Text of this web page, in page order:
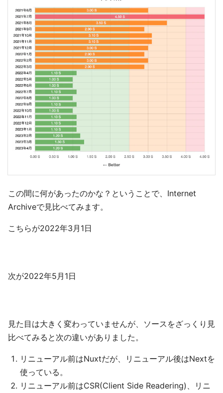
この間に何があったのかな？ということで、Internet
Archiveで見比べてみます。
こちらが2022年3月1日
次が2022年5月1日
見た目は大きく変わっていませんが、ソースをざっくり見
比べてみると次の違いがありました。
リニューアル前はNuxtだが、リニューアル後はNextを
使っている。
リニューアル前はCSR(Client Side Readering)、リニ